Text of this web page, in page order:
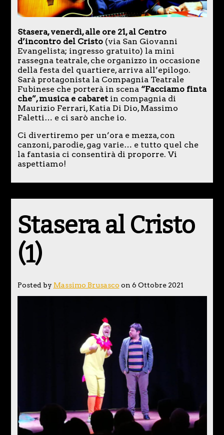
Stasera, venerdì, alle ore 21, al Centro
d’incontro del Cristo(via San Giovanni
Evangelista; ingresso gratuito) la mini
rassegna teatrale, che organizzo in occasione
della festa del quartiere, arriva all’epilogo.
Sarà protagonista la Compagnia Teatrale
Fubinese che porterà in scena “Facciamo finta
che”, musica e cabaret in compagnia di
Maurizio Ferrari, Katia Di Dio, Massimo
Faletti… e ci sarò anche io.
Ci divertiremo per un’ora e mezza, con
canzoni, parodie, gag varie… e tutto quel che
la fantasia ci consentirà di proporre. Vi
aspettiamo!
Stasera al Cristo
(1)
Posted by Massimo Brusasco on 6 Ottobre 2021